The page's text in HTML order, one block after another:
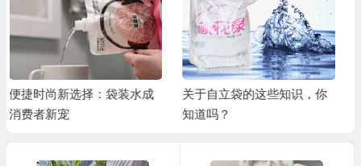
关于自立袋的这些知识，你
知道吗？
“新形态”娃哈哈袋装纯净水
引发关注！